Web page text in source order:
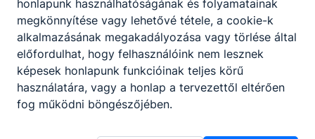
teszt- és segédprogramok fejlesztését és
rendszergazdaszintű üzemeltetését,
valamint a számítógéppel irányított mérő-,
ellenőrző- és gyártóeszközök használatát
és programozását;
társszakmákkal (gépész, villamos)
együttműködve automatizált
honlapunk használhatóságának és folyamatainak
megkönnyítése vagy lehetővé tétele, a cookie-k
alkalmazásának megakadályozása vagy törlése által
előfordulhat, hogy felhasználóink nem lesznek
képesek honlapunk funkcióinak teljes körű
használatára, vagy a honlap a tervezettől eltérően
fog működni böngészőjében.